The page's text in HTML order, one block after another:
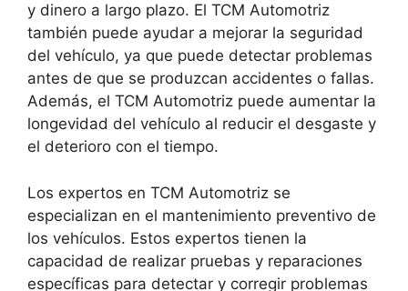
y dinero a largo plazo. El TCM Automotriz
también puede ayudar a mejorar la seguridad
del vehículo, ya que puede detectar problemas
antes de que se produzcan accidentes o fallas.
Además, el TCM Automotriz puede aumentar la
longevidad del vehículo al reducir el desgaste y
el deterioro con el tiempo.
Los expertos en TCM Automotriz se
especializan en el mantenimiento preventivo de
los vehículos. Estos expertos tienen la
capacidad de realizar pruebas y reparaciones
específicas para detectar y corregir problemas